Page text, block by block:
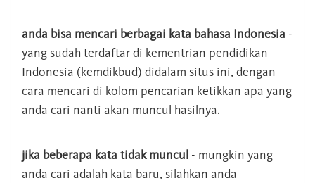
anda bisa mencari berbagai kata bahasa Indonesia -
yang sudah terdaftar di kementrian pendidikan
Indonesia (kemdikbud) didalam situs ini, dengan
cara mencari di kolom pencarian ketikkan apa yang
anda cari nanti akan muncul hasilnya.
jika beberapa kata tidak muncul - mungkin yang
anda cari adalah kata baru, silahkan anda